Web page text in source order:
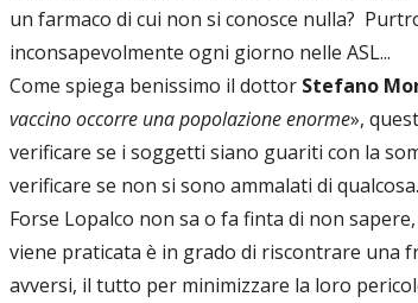
un farmaco di cui non si conosce nulla?
inconsapevolmente ogni giorno nelle ASL...
Come spiega benissimo il dottor Stefano
vaccino occorre una popolazione enorme»,
verificare se i soggetti siano guariti con la
verificare se non si sono ammalati di qualcosa.
Forse Lopalco non sa o fa finta di non
viene praticata è in grado di riscontrare una
avversi, il tutto per minimizzare la loro